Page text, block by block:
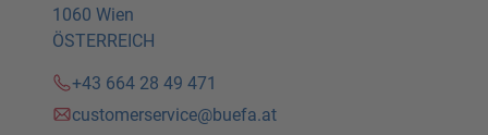
1060 Wien
ÖSTERREICH
+43 664 28 49 471
customerservice@buefa.at